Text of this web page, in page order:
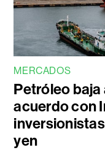
MERCADOS
Petróleo
acuerdo con
yen